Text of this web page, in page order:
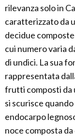
rilevanza solo in
caratterizzato da
decidue
cui numero varia
di undici. La sua
rappresentata
frutti composti da
si scurisce
endocarpo
noce composta